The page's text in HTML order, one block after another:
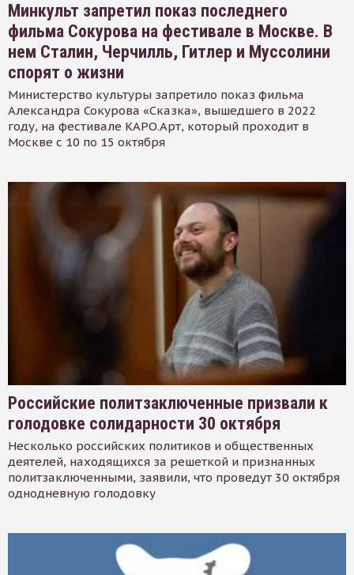
Минкульт запретил показ последнего
фильма Сокурова на фестивале в Москве. В
нем Сталин, Черчилль, Гитлер и Муссолини
спорят о жизни
Министерство культуры запретило показ фильма
Александра Сокурова «Сказка», вышедшего в 2022
году, на фестивале КАРО.Арт, который проходит в
Москве с 10 по 15 октября
Российские политзаключенные призвали к
голодовке солидарности 30 октября
Несколько российских политиков и общественных
деятелей, находящихся за решеткой и признанных
политзаключенными, заявили, что проведут 30 октября
однодневную голодовку